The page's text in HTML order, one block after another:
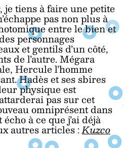
je tiens à faire une petite
pas non plus à
entre le bien et
personnages
et gentils d’un côté,
de l’autre. Mégara
Hercule l’homme
Hadès et ses sbires
physique est
pas sur cet
omniprésent dans
à ce que j’ai déjà
autres articles :Kuzco